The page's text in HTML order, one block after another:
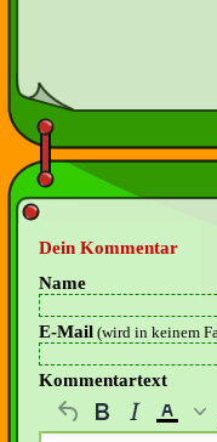
Dein Kommentar
Name
E-Mail (wird in keinem
Kommentartext